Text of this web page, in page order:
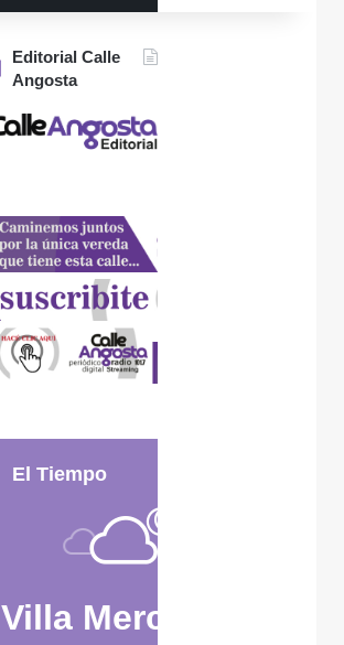
Editorial Calle
Angosta
El Tiempo
Villa Mercedes